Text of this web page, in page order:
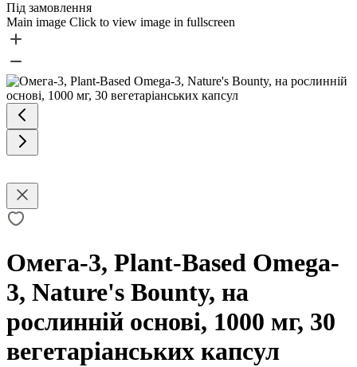
Під замовлення
Main image Click to view image in fullscreen
Омега-3, Plant-Based Omega-
3, Nature's Bounty, на
рослинній основі, 1000 мг, 30
вегетаріанських капсул